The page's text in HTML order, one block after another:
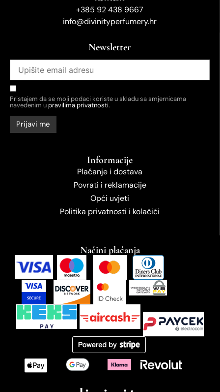
+385 92 438 9667
info@divinityperfumery.hr
Newsletter
Pristajem da se moji podaci koriste u skladu sa smjernicama
navedenim upravilima privatnosti.
Informacije
Plaćanje i dostava
Povrati i reklamacije
Opći uvjeti
Politika privatnosti i kolačići
Načini plaćanja